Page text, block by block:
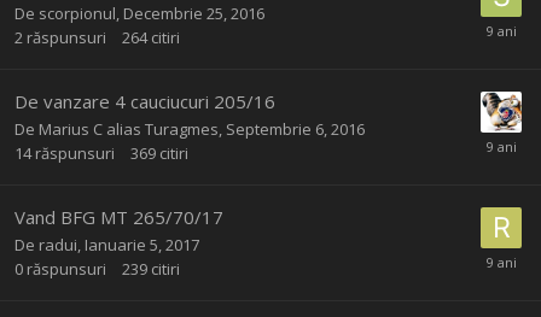
De scorpionul Decembrie 25, 2016
2 răspunsuri 264 citiri
De vanzare 4 cauciucuri 205/16
De Marius C alias Turagmes Septembrie 6, 2016
14 răspunsuri 369 citiri
Vand BFG MT 265/70/17
De radui Ianuarie 5, 2017
0 răspunsuri 239 citiri